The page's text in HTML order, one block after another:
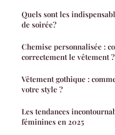
Quels sont les
de soirée?
Chemise personnalisée :
correctement le vêtement ?
Vêtement gothique :
votre style ?
Les tendances
féminines en 2025